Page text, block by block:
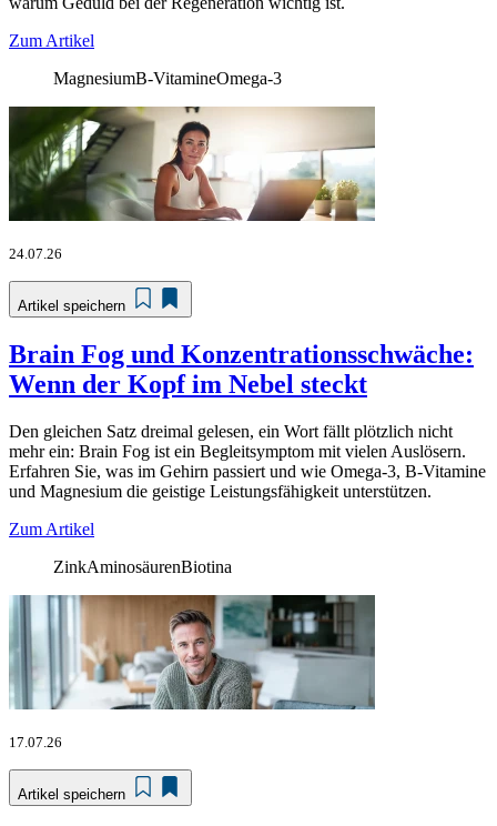
Zum Artikel
MagnesiumB-VitamineOmega-3
24.07.26
Artikel speichern
Brain Fog und Konzentrationsschwäche:
Wenn der Kopf im Nebel steckt
Den gleichen Satz dreimal gelesen, ein Wort fällt plötzlich nicht
mehr ein: Brain Fog ist ein Begleitsymptom mit vielen Auslösern.
Erfahren Sie, was im Gehirn passiert und wie Omega-3, B-Vitamine
und Magnesium die geistige Leistungsfähigkeit unterstützen.
Zum Artikel
ZinkAminosäurenBiotina
17.07.26
Artikel speichern